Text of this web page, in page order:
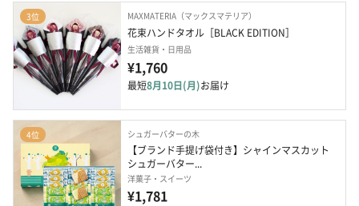
3位 MAXMATERIA（マックスマテリア）
花束ハンドタオル［BLACK EDITION］
生活雑貨・日用品
¥1,760
最短8月10日(月)お届け
4位 シュガーバターの木
【ブランド手提げ袋付き】シャインマスカット
シュガーバター...
洋菓子・スイーツ
¥1,781